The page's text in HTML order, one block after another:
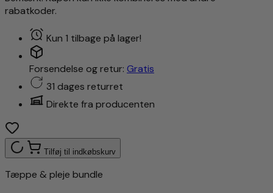
rabatkoder.
Kun 1 tilbage på lager!
Forsendelse og retur: Gratis
31 dages returret
Direkte fra producenten
Tilføj til indkøbskurv
Tæppe & pleje bundle